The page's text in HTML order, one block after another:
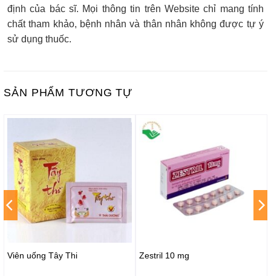
định của bác sĩ. Mọi thông tin trên Website chỉ mang tính
chất tham khảo, bệnh nhân và thân nhân không được tự ý
sử dụng thuốc.
SẢN PHẨM TƯƠNG TỰ
Viên uống Tây Thi Zestril 10 mg